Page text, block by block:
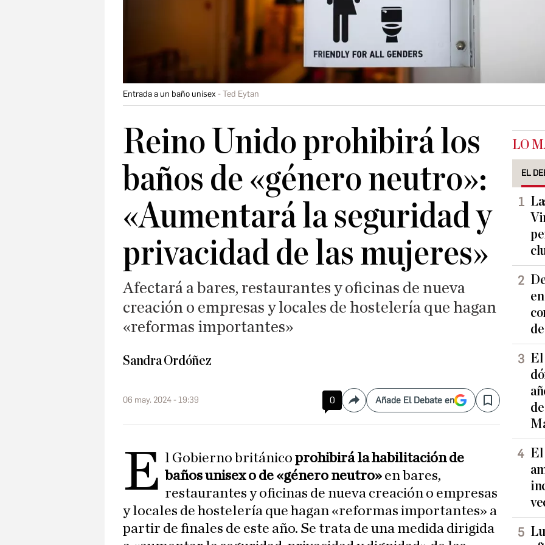
Entrada a un baño unisex Ted Eytan
Reino Unido prohibirá los
baños de «género neutro»:
«Aumentará la seguridad y
privacidad de las mujeres»
Afectará a bares, restaurantes y oficinas de nueva
creación o empresas y locales de hostelería que hagan
«reformas importantes»
Sandra Ordóñez
06 may. 2024 - 19:39 0 CompartirAñade El Debate en Save
E l Gobierno británicoprohibirá la habilitación de
baños unisex o de «género neutro» en bares,
restaurantes y oficinas de nueva creación o empresas
y locales de hostelería que hagan «reformas importantes» a
partir de finales de este año. Se trata de una medida dirigida
LO
EL
El
El